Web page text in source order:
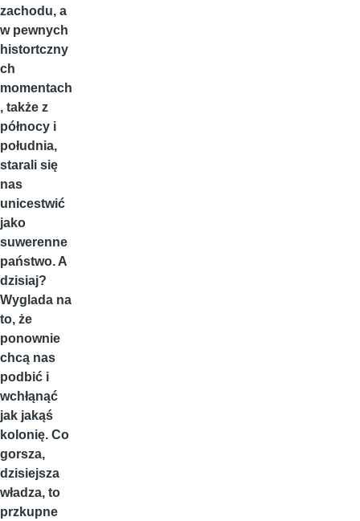
zachodu, a
w pewnych
histortczny
ch
momentach
, także z
północy i
południa,
starali się
nas
unicestwić
jako
suwerenne
państwo. A
dzisiaj?
Wyglada na
to, że
ponownie
chcą nas
podbić i
wchłąnąć
jak jakąś
kolonię. Co
gorsza,
dzisiejsza
władza, to
przkupne